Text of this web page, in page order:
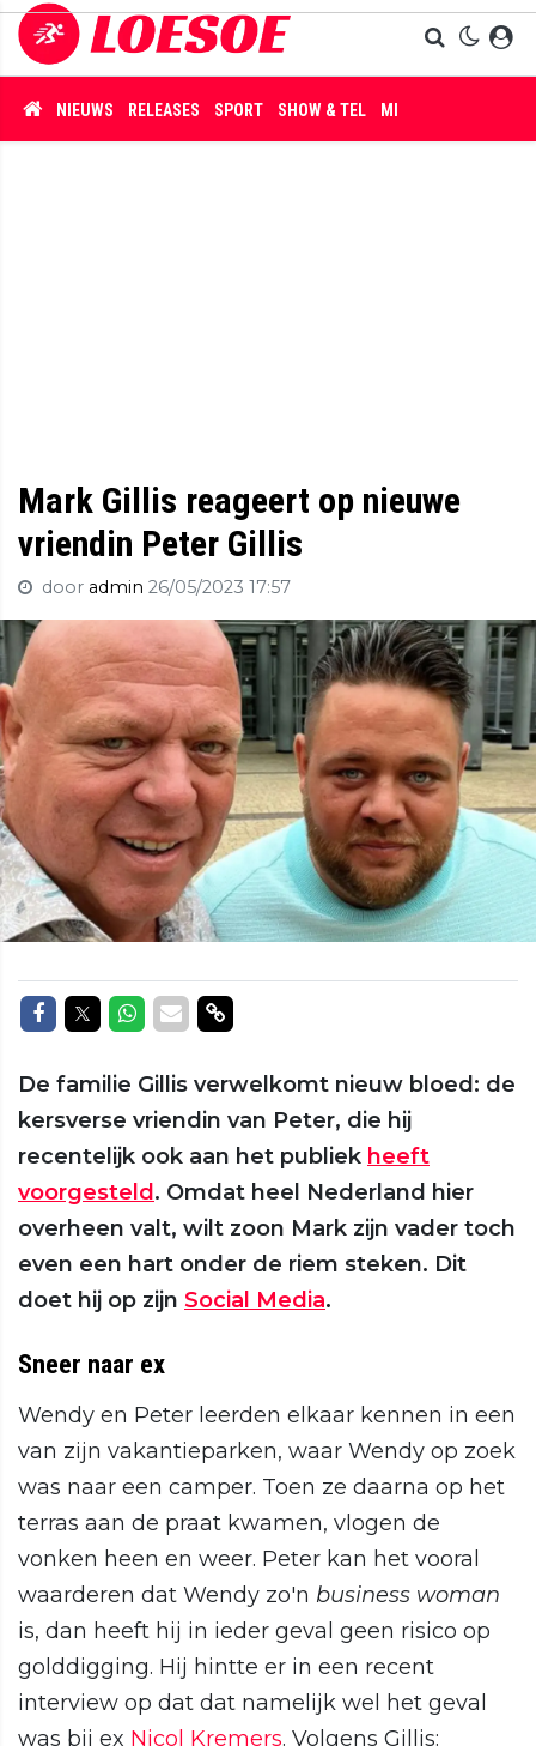
NIEUWS RELEASES SPORT SHOW & TEL MISDAAD
Mark Gillis reageert op nieuwe
vriendin Peter Gillis
door admin 26/05/2023 17:57
Delen op Facebook
Delen op Twitter
Delen op Whatsapp
Delen via Mail
Delen via link
De familie Gillis verwelkomt nieuw bloed: de
kersverse vriendin van Peter, die hij
recentelijk ook aan het publiek heeft
voorgesteld . Omdat heel Nederland hier
overheen valt, wilt zoon Mark zijn vader toch
even een hart onder de riem steken. Dit
doet hij op zijn Social Media.
Sneer naar ex
Wendy en Peter leerden elkaar kennen in een
van zijn vakantieparken, waar Wendy op zoek
was naar een camper. Toen ze daarna op het
terras aan de praat kwamen, vlogen de
vonken heen en weer. Peter kan het vooral
waarderen dat Wendy zo'n business woman
is, dan heeft hij in ieder geval geen risico op
golddigging. Hij hintte er in een recent
interview op dat dat namelijk wel het geval
was bij ex Nicol Kremers. Volgens Gillis: